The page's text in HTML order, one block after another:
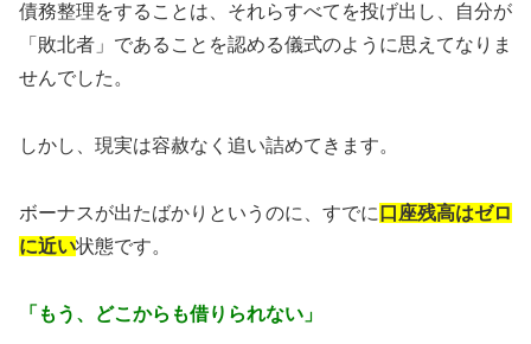
債務整理をすることは、それらすべてを投げ出し、自分が
「敗北者」であることを認める儀式のように思えてなりま
せんでした。
しかし、現実は容赦なく追い詰めてきます。
ボーナスが出たばかりというのに、すでに 口座残高はゼロ
に近い状態です。
「もう、どこからも借りられない」